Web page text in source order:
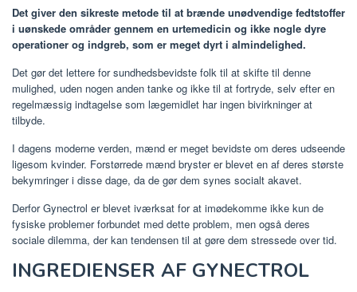
Det giver den sikreste metode til at brænde unødvendige fedtstoffer
i uønskede områder gennem en urtemedicin og ikke nogle dyre
operationer og indgreb, som er meget dyrt i almindelighed.
Det gør det lettere for sundhedsbevidste folk til at skifte til denne
mulighed, uden nogen anden tanke og ikke til at fortryde, selv efter en
regelmæssig indtagelse som lægemidlet har ingen bivirkninger at
tilbyde.
I dagens moderne verden, mænd er meget bevidste om deres udseende
ligesom kvinder. Forstørrede mænd bryster er blevet en af ​​deres største
bekymringer i disse dage, da de gør dem synes socialt akavet.
Derfor Gynectrol er blevet iværksat for at imødekomme ikke kun de
fysiske problemer forbundet med dette problem, men også deres
sociale dilemma, der kan tendensen til at gøre dem stressede over tid.
INGREDIENSER AF GYNECTROL